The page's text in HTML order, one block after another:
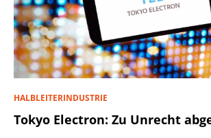
HALBLEITERINDUSTRIE
Tokyo Electron: Zu Unrecht